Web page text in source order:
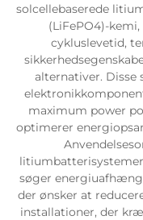
solcellebaserede
(LiFePO4)-
cykluslevetid,
alternativer. Disse
maximum power
optimerer
søger
der ønsker at
installationer, der